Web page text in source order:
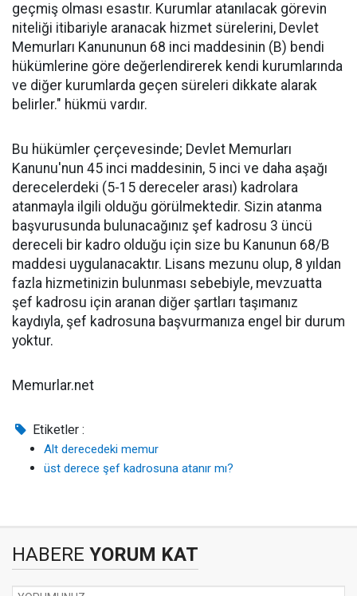
geçmiş olması esastır. Kurumlar atanılacak görevin
niteliği itibariyle aranacak hizmet sürelerini, Devlet
Memurları Kanununun 68 inci maddesinin (B) bendi
hükümlerine göre değerlendirerek kendi kurumlarında
ve diğer kurumlarda geçen süreleri dikkate alarak
belirler." hükmü vardır.
Bu hükümler çerçevesinde; Devlet Memurları
Kanunu'nun 45 inci maddesinin, 5 inci ve daha aşağı
derecelerdeki (5-15 dereceler arası) kadrolara
atanmayla ilgili olduğu görülmektedir. Sizin atanma
başvurusunda bulunacağınız şef kadrosu 3 üncü
dereceli bir kadro olduğu için size bu Kanunun 68/B
maddesi uygulanacaktır. Lisans mezunu olup, 8 yıldan
fazla hizmetinizin bulunması sebebiyle, mevzuatta
şef kadrosu için aranan diğer şartları taşımanız
kaydıyla, şef kadrosuna başvurmanıza engel bir durum
yoktur.
Memurlar.net
Etiketler :
Alt derecedeki memur
üst derece şef kadrosuna atanır mı?
HABERE YORUM KAT